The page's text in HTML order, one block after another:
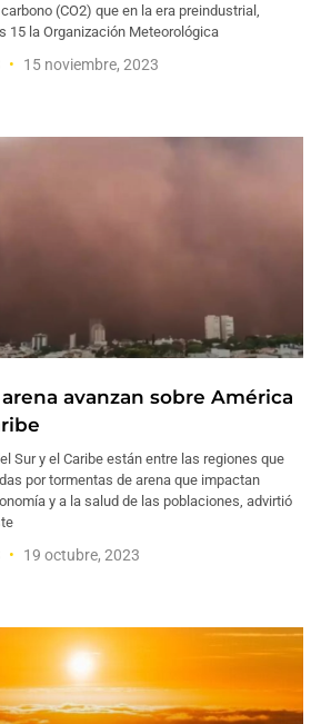
(CO2) que en la era preindustrial,
15 la Organización Meteorológica
15 noviembre, 2023
avanzan sobre América
Sur y el Caribe están entre las regiones que
por tormentas de arena que impactan
y a la salud de las poblaciones, advirtió
19 octubre, 2023